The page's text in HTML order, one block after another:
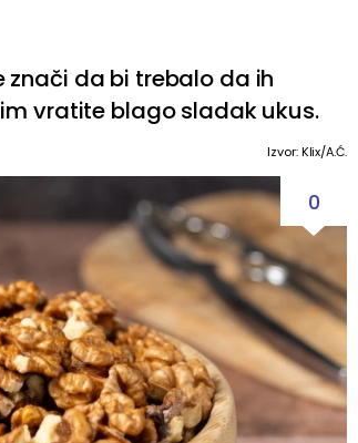
da bi trebalo da ih
vratite blago sladak ukus.
Izvor: Klix/A.Ć.
0